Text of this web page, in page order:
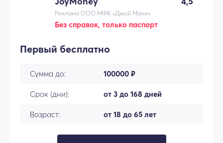
Реклама ООО МФК «Джой Мани»
Без справок, только паспорт
Первый бесплатно
Сумма до: 100000 ₽
Срок (дни): от 3 до 168 дней
Возраст: от 18 до 65 лет